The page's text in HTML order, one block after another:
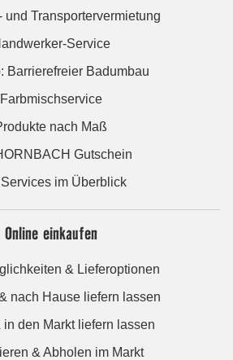
und Transportervermietung
Service
Barrierefreier Badumbau
Farbmischservice
nach Maß
Gutschein
im Überblick
Online einkaufen
& Lieferoptionen
nach Hause liefern lassen
in den Markt liefern lassen
& Abholen im Markt